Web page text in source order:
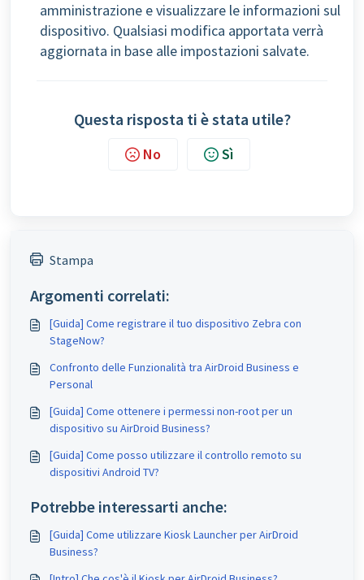
amministrazione e visualizzare le informazioni sul
dispositivo. Qualsiasi modifica apportata verrà
aggiornata in base alle impostazioni salvate.
Questa risposta ti è stata utile?
No Sì
Stampa
Argomenti correlati:
[Guida] Come registrare il tuo dispositivo Zebra con
StageNow?
Confronto delle Funzionalità tra AirDroid Business e
Personal
[Guida] Come ottenere i permessi non-root per un
dispositivo su AirDroid Business?
[Guida] Come posso utilizzare il controllo remoto su
dispositivi Android TV?
Potrebbe interessarti anche:
[Guida] Come utilizzare Kiosk Launcher per AirDroid
Business?